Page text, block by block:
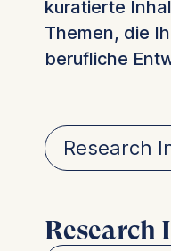
kuratierte
Themen, die
berufliche
Research